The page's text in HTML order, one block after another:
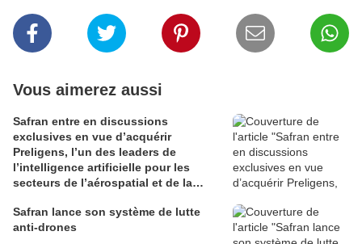
Vous aimerez aussi
Safran entre en discussions
exclusives en vue d’acquérir
Preligens, l’un des leaders de
l’intelligence artificielle pour les
secteurs de l’aérospatial et de la
Safran lance son système de lutte
anti-drones